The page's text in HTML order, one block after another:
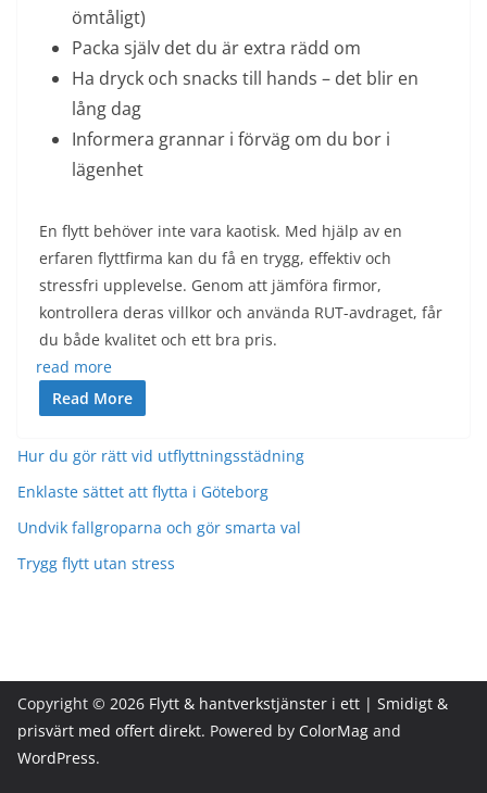
ömtåligt)
Packa själv det du är extra rädd om
Ha dryck och snacks till hands – det blir en
lång dag
Informera grannar i förväg om du bor i
lägenhet
En flytt behöver inte vara kaotisk. Med hjälp av en
erfaren flyttfirma kan du få en trygg, effektiv och
stressfri upplevelse. Genom att jämföra firmor,
kontrollera deras villkor och använda RUT-avdraget, får
du både kvalitet och ett bra pris.
read more
Read More
Hur du gör rätt vid utflyttningsstädning
Enklaste sättet att flytta i Göteborg
Undvik fallgroparna och gör smarta val
Trygg flytt utan stress
Copyright © 2026 Flytt & hantverkstjänster i ett | Smidigt &
prisvärt med offert direkt. Powered by ColorMag and
WordPress.